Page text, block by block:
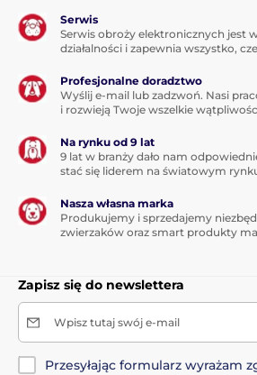
Serwis
Serwis obroży elektronicznych jest
działalności i zapewnia wszystko,
Profesjonalne doradztwo
Wyślij e-mail lub zadzwoń. Nasi
i rozwieją Twoje wszelkie
Na rynku od 9 lat
9 lat w branży dało nam
stać się liderem na światowym
Nasza własna marka
Produkujemy i sprzedajemy
zwierzaków oraz smart produkty
Zapisz się do newslettera
Wpisz tutaj swój e-mail
Przesyłając formularz wyrażam